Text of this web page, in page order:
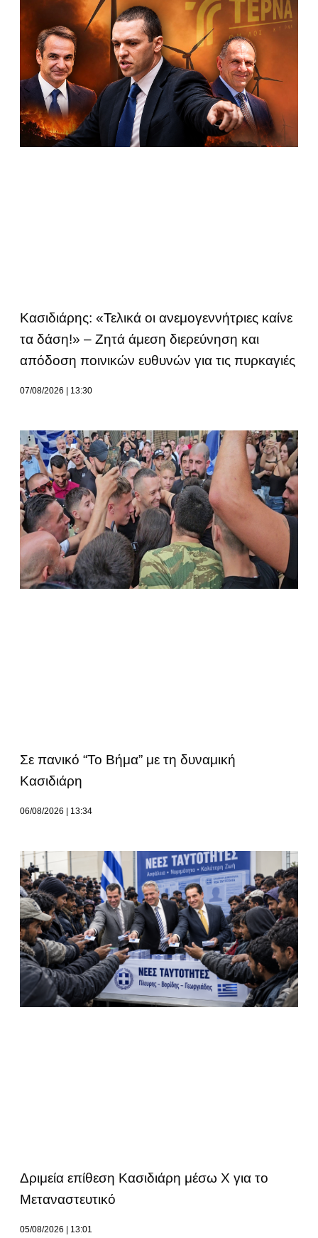
Κασιδιάρης: «Τελικά οι ανεμογεννήτριες καίνε
τα δάση!» – Ζητά άμεση διερεύνηση και
απόδοση ποινικών ευθυνών για τις πυρκαγιές
07/08/2026 13:30
Σε πανικό “Το Βήμα” με τη δυναμική
Κασιδιάρη
06/08/2026 13:34
Δριμεία επίθεση Κασιδιάρη μέσω Χ για το
Μεταναστευτικό
05/08/2026 13:01